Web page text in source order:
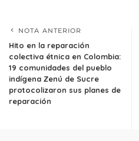
NOTA ANTERIOR
Hito en la reparación
colectiva étnica en Colombia:
19 comunidades del pueblo
indígena Zenú de Sucre
protocolizaron sus planes de
reparación